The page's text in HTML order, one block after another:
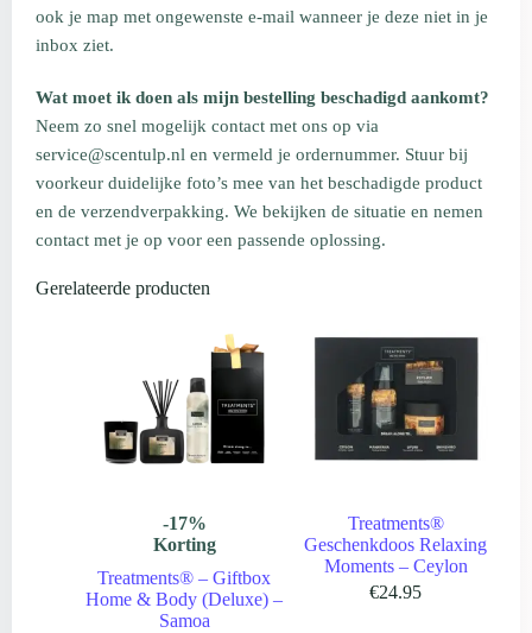
ook je map met ongewenste e-mail wanneer je deze niet in je
inbox ziet.
Wat moet ik doen als mijn bestelling beschadigd aankomt?
Neem zo snel mogelijk contact met ons op via
service@scentulp.nl en vermeld je ordernummer. Stuur bij
voorkeur duidelijke foto’s mee van het beschadigde product
en de verzendverpakking. We bekijken de situatie en nemen
contact met je op voor een passende oplossing.
Gerelateerde producten
-17%
Korting
Treatments® – Giftbox
Home & Body (Deluxe) –
Samoa
Treatments®
Geschenkdoos Relaxing
Moments – Ceylon
€24.95